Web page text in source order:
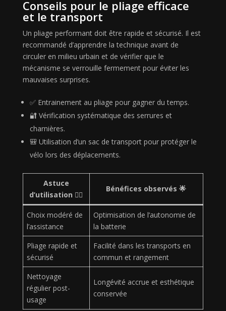
Conseils pour le pliage efficace
et le transport
Un pliage performant doit être rapide et sécurisé. Il est
recommandé d’apprendre la technique avant de
circuler en milieu urbain et de vérifier que le
mécanisme se verrouille fermement pour éviter les
mauvaises surprises.
✅ Entrainement au pliage pour gagner du temps.
🔐 Vérification systématique des serrures et
charnières.
🎒 Utilisation d’un sac de transport pour protéger le
vélo lors des déplacements.
Astuce
d’utilisation 🚴‍♂️
Bénéfices observés 🌟
Choix modéré de
l’assistance
Optimisation de l’autonomie de
la batterie
Pliage rapide et
sécurisé
Facilité dans les transports en
commun et rangement
Nettoyage
régulier post-
usage
Longévité accrue et esthétique
conservée